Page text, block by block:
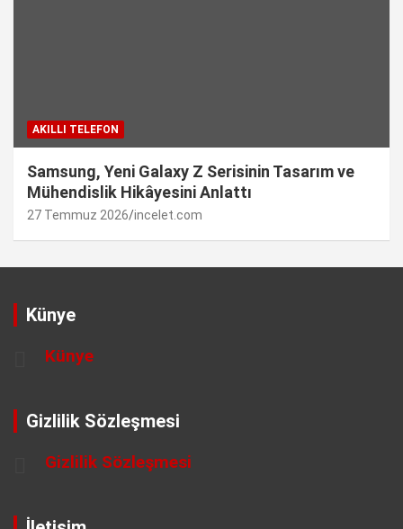
AKILLI TELEFON
Samsung, Yeni Galaxy Z Serisinin Tasarım ve
Mühendislik Hikâyesini Anlattı
27 Temmuz 2026 incelet.com
Künye
Künye
Gizlilik Sözleşmesi
Gizlilik Sözleşmesi